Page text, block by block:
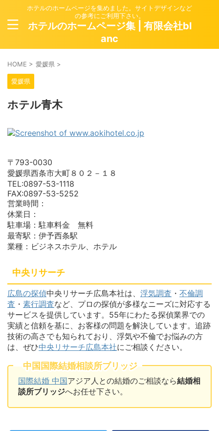
ホテルのホームページを集めました。サイトデザインなど
の参考にご利用下さい。
ホテルのホームページ集 | 有限会社bl
anc
HOME > 愛媛県 >
愛媛県
ホテル青木
〒793-0030
愛媛県西条市大町８０２－１８
TEL:0897-53-1118
FAX:0897-53-5252
営業時間：
休業日：
駐車場：駐車料金 無料
最寄駅：伊予西条駅
業種：ビジネスホテル、ホテル
中央リサーチ
広島の探偵中央リサーチ広島本社は、 浮気調査 ・ 不倫調
査 ・ 素行調査など、プロの探偵が多様なニーズに対応する
サービスを提供しています。55年にわたる探偵業界での
実績と信頼を基に、お客様の問題を解決しています。追跡
技術の高さでも知られており、浮気や不倫でお悩みの方
は、ぜひ中央リサーチ広島本社にご相談ください。
中国国際結婚相談所ブリッジ
国際結婚 中国アジア人との結婚のご相談なら結婚相
談所ブリッジへお任せ下さい。